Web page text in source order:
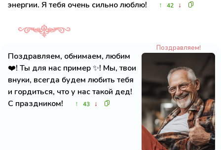
энергии. Я тебя очень сильно люблю!
↑ 42 ↓
Поздравляем!
Поздравляем, обнимаем, любим
❤️! Ты для нас пример ✨! Мы, твои
внуки, всегда будем любить тебя
и гордиться, что у нас такой дед!
С праздником!
↑ 43 ↓